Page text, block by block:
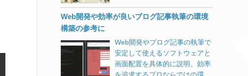
してしまったUNISYS社らとの
大きな違いは、企業として巨大
と、エンドユーザからは徴収し
ないという方針でしょうか。 そ
の気になれば規約やアルコリズ
ムをちょいちょいと変更して、
800Mbps（2.4GHz）が魅力で
実売価格7,000～8,000円。 9年
ね。 別の階で2台のパソコンを
使っているのですが、どちらも
USBタイプの無線LAN子機を使
っています。それも1,000円も
ビデオが関係する不具合対策に
期待。 2018年5月28日の正午に
かったら、お察しください。
KB4100403(17134.81)ダウンロ
ード先 Windows Update カタロ
グ（KB4100403） KB4100403
た。 Unix系のOSにはWindows
復旧ツールもあるみたいです
が、稼働中サーバにいきなり入
れてみるのも気が引けたので、
潔くあきらめて手動で復旧させ
へのアップデート方法
19H1）は、まだ自動配信はさ
れていないようです。 2019年6
月上旬からWindows Updateの
ないので、注目させたかったの
JavaScriptで追加すれば好きな
位置に移動できますが、親要素
を変えられないのであまり実用
の中で試行錯誤しています。
Web開発や効率が良いブログ記事執筆の環境
構築の参考に
Web開発やブログ記事の執筆で
安定して使えるソフトウェアと
画面配置を具体的に説明。効率